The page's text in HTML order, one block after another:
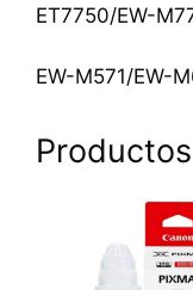
ET7750/EW-
EW-M571/EW-